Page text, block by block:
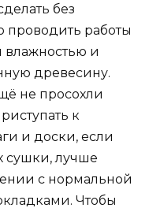
без
проводить работы
и
древесину.
не просохли
к
и доски, если
сушки, лучше
с нормальной
Чтобы